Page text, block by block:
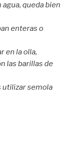
queda bien
enteras o
en la olla,
las barillas de
utilizar semola